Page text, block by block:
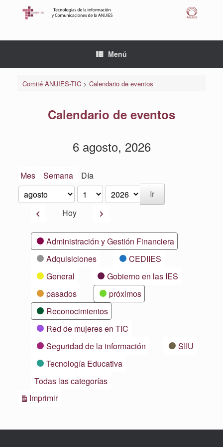
Menú
Comité ANUIES-TIC> Calendario de eventos
Calendario de eventos
6 agosto, 2026
Mes Semana Día
Mes
Día
Año
AnteriorHoy Siguiente
CategoríasAdministración y Gestión Financiera
Adquisiciones
CEDIIES
General
Gobierno en las IES
pasados
próximos
Reconocimientos
Red de mujeres en TIC
Seguridad de la información
SIIU
Tecnología Educativa
Todas las categorías
ImprimirVistas